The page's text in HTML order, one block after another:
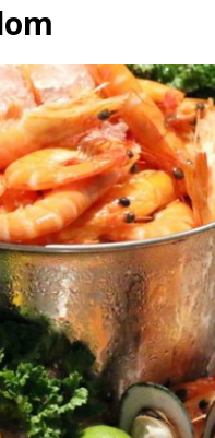
งชนกำแพง ‘บ้านใหญ่’ ใน